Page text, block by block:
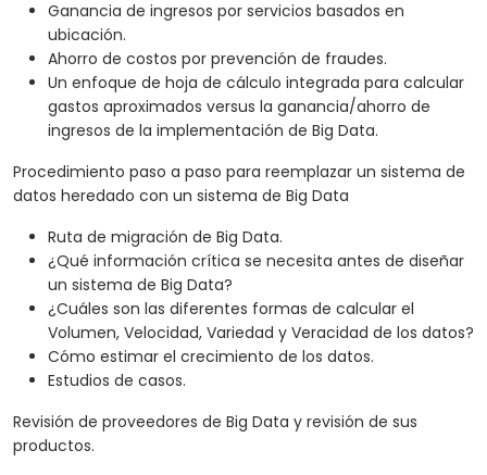
Ganancia de ingresos por servicios basados en
ubicación.
Ahorro de costos por prevención de fraudes.
Un enfoque de hoja de cálculo integrada para calcular
gastos aproximados versus la ganancia/ahorro de
ingresos de la implementación de Big Data.
Procedimiento paso a paso para reemplazar un sistema de
datos heredado con un sistema de Big Data
Ruta de migración de Big Data.
¿Qué información crítica se necesita antes de diseñar
un sistema de Big Data?
¿Cuáles son las diferentes formas de calcular el
Volumen, Velocidad, Variedad y Veracidad de los datos?
Cómo estimar el crecimiento de los datos.
Estudios de casos.
Revisión de proveedores de Big Data y revisión de sus
productos.